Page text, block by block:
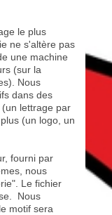
le plus
ne s'altère pas
une machine
(sur la
Nous
dans des
lettrage par
(un logo, un
fourni par
nous
Le fichier
Nous
motif sera